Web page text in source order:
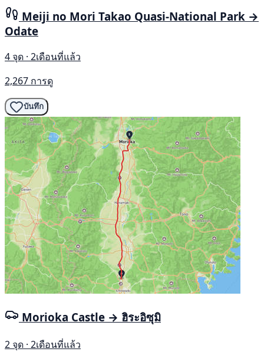
Meiji no Mori Takao Quasi-National Park →
Odate
4 จุด · 2เดือนที่แล้ว
2,267 การดู
บันทึก
Morioka Castle → ฮิระอิซุมิ
2 จุด · 2เดือนที่แล้ว